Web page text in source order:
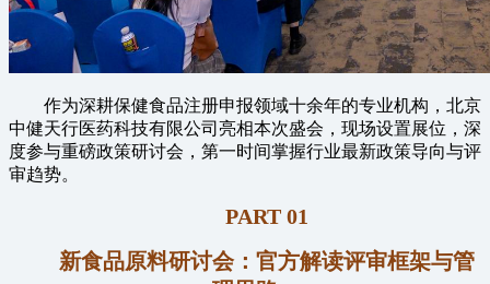
作为深耕保健食品注册申报领域十余年的专业机构，北京
中健天行医药科技有限公司亮相本次盛会，现场设置展位，深
度参与重磅政策研讨会，第一时间掌握行业最新政策导向与评
审趋势。
PART 01
新食品原料研讨会：官方解读评审框架与管